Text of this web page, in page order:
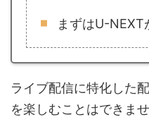
まずはU-NEXT
ライブ配信に特化した
を楽しむことはできませ